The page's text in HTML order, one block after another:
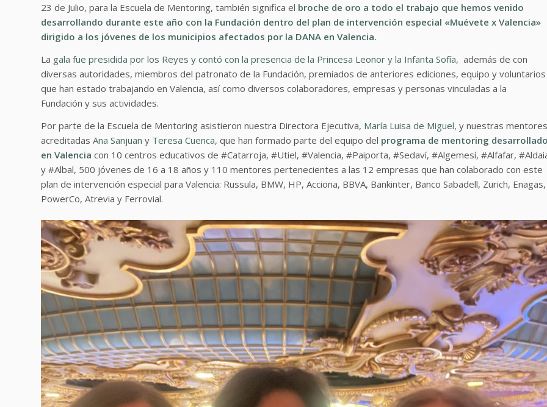
23 de Julio, para la Escuela de Mentoring, también significa el broche de oro a todo el trabajo que hemos venido
desarrollando durante este año con la Fundación dentro del plan de intervención especial «Muévete x Valencia»
dirigido a los jóvenes de los municipios afectados por la DANA en Valencia.
La gala fue presidida por los Reyes y contó con la presencia de la Princesa Leonor y la Infanta Sofía, además de con
diversas autoridades, miembros del patronato de la Fundación, premiados de anteriores ediciones, equipo y voluntarios
que han estado trabajando en Valencia, así como diversos colaboradores, empresas y personas vinculadas a la
Fundación y sus actividades.
Por parte de la Escuela de Mentoring asistieron nuestra Directora Ejecutiva, María Luisa de Miguel, y nuestras mentores
acreditadas Ana Sanjuan y Teresa Cuenca, que han formado parte del equipo del programa de mentoring desarrollado
en Valencia con 10 centros educativos de #Catarroja, #Utiel, #Valencia, #Paiporta, #Sedaví, #Algemesí, #Alfafar,
y #Albal, 500 jóvenes de 16 a 18 años y 110 mentores pertenecientes a las 12 empresas que han colaborado con este
plan de intervención especial para Valencia: Russula, BMW, HP, Acciona, BBVA, Bankinter, Banco Sabadell, Zurich, Enagas,
PowerCo, Atrevia y Ferrovial.